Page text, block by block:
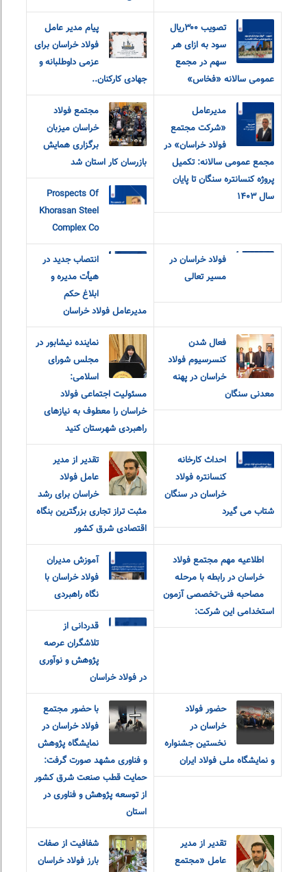
تصویب ۳۰۰ریال
سود به ازای هر
سهم در مجمع
عمومی سالانه «فخاس»
پیام مدیر عامل
فولاد خراسان برای
عزمی داوطلبانه و
جهادی کارکنان..
مدیرعامل
«شرکت مجتمع
فولاد خراسان» در
مجمع عمومی سالانه: تکمیل
پروژه کنسانتره سنگان تا پایان
سال ۱۴۰۳
مجتمع فولاد
خراسان میزبان
برگزاری همایش
بازرسان کار استان شد
Prospects Of
Khorasan Steel
Complex Co
فولاد خراسان در
مسیر تعالی
انتصاب جدید در
هیأت مدیره و
ابلاغ حکم
مدیرعامل فولاد خراسان
فعال شدن
کنسرسیوم فولاد
خراسان در پهنه
معدنی سنگان
نماینده نیشابور در
مجلس شورای
اسلامی:
مسئولیت اجتماعی فولاد
خراسان را معطوف به نیازهای
راهبردی شهرستان کنید
احداث کارخانه
کنسانتره فولاد
خراسان در سنگان
شتاب می گیرد
تقدیر از مدیر
عامل فولاد
خراسان برای رشد
مثبت تراز تجاری بزرگترین بنگاه
اقتصادی شرق کشور
اطلاعیه مهم مجتمع فولاد
خراسان در رابطه با مرحله
مصاحبه فنی-تخصصی آزمون
استخدامی این شرکت:
آموزش مدیران
فولاد خراسان با
نگاه راهبردی
قدردانی از
تلاشگران عرصه
پژوهش و نوآوری
در فولاد خراسان
حضور فولاد
خراسان در
نخستین جشنواره
و نمایشگاه ملی فولاد ایران
با حضور مجتمع
فولاد خراسان در
نمایشگاه پژوهش
و فناوری مشهد صورت گرفت:
حمایت قطب صنعت شرق کشور
از توسعه پژوهش و فناوری در
استان
تقدیر از مدیر
عامل «مجتمع
شفافیت از صفات
بارز فولاد خراسان